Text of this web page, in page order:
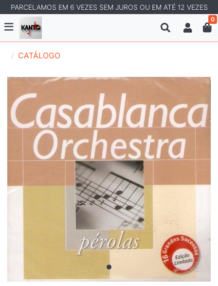
PARCELAMOS EM 6 VEZES SEM JUROS OU EM ATÉ 12 VEZES
0
CATÁLOGO